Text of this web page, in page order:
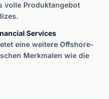
volle Produktangebot
Services
eine weitere Offshore-
Merkmalen wie die